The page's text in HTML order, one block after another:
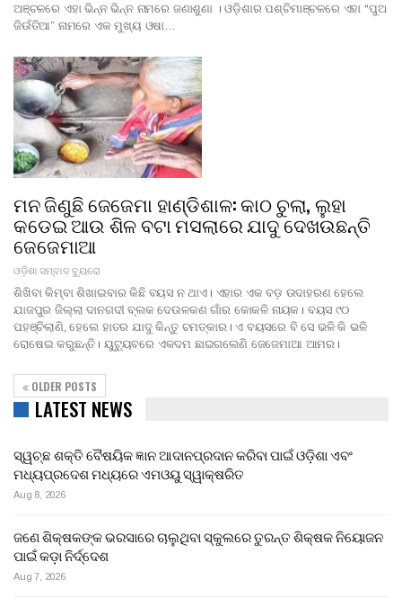
ଅଞ୍ଚଳରେ ଏହା ଭିନ୍ନ ଭିନ୍ନ ନାମରେ ଜଣାଶୁଣା । ଓଡ଼ିଶାର ପଶ୍ଚିମାଞ୍ଚଳରେ ଏହା “ପୁଅ
ଜିଉଁତିଆ” ନାମରେ ଏକ ମୁଖ୍ୟ ଓଷା…
ମନ ଜିଣୁଛି ଜେଜେମା ହାଣ୍ଡିଶାଳ: କାଠ ଚୁଲା, ଲୁହା
କଡେଇ ଆଉ ଶିଳ ବଟା ମସଲାରେ ଯାଦୁ ଦେଖଉଛନ୍ତି
ଜେଜେମାଆ
ଓଡ଼ିଶା ସମ୍ବାଦ ବ୍ୟୁରୋ
ଶିଖିବା କିମ୍ବା ଶିଖାଇବାର କିଛି ବୟସ ନ ଥାଏ। ଏହାର ଏକ ବଡ଼ ଉଦାହରଣ ହେଲେ
ଯାଜପୁର ଜିଲ୍ଲା ଦାନଗଦୀ ବ୍ଲକ ଦେଉଳକଣ ଗାଁର କୋକଳି ନାୟକ। ବୟସ ୯୦
ପହଞ୍ଚିଲାଣି, ହେଲେ ହାତର ଯାଦୁ କିନ୍ତୁ ଚମତ୍କାର। ଏ ବୟସରେ ବି ସେ ଭଳି କି ଭଳି
ରୋଷେଇ କରୁଛନ୍ତି। ୟୁଟ୍ୟୁବରେ ଏକଦମ ଛାଇଗଲେଣି ଜେଜେମାଆ ଆମର।
OLDER POSTS
LATEST NEWS
ସ୍ୱଚ୍ଛ ଶକ୍ତି ବୈଷୟିକ ଜ୍ଞାନ ଆଦାନପ୍ରଦାନ କରିବା ପାଇଁ ଓଡ଼ିଶା ଏବଂ
ମଧ୍ୟପ୍ରଦେଶ ମଧ୍ୟରେ ଏମଓୟୁ ସ୍ୱାକ୍ଷରିତ
Aug 8, 2026
ଜଣେ ଶିକ୍ଷକଙ୍କ ଭରସାରେ ଚାଲୁଥିବା ସ୍କୁଲରେ ତୁରନ୍ତ ଶିକ୍ଷକ ନିୟୋଜନ
ପାଇଁ କଡ଼ା ନିର୍ଦ୍ଦେଶ
Aug 7, 2026